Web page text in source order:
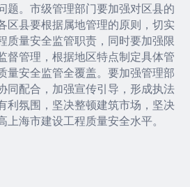
题。市级管理部门要加强对区县的
区县要根据属地管理的原则，切实
质量安全监管职责，同时要加强限
督管理，根据地区特点制定具体管
量安全监管全覆盖。要加强管理部
同配合，加强宣传引导，形成执法
利氛围，坚决整顿建筑市场，坚决
海市建设工程质量安全水平。